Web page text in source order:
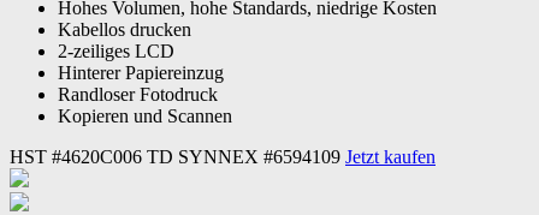
Hohes Volumen, hohe Standards, niedrige Kosten
Kabellos drucken
2-zeiliges LCD
Hinterer Papiereinzug
Randloser Fotodruck
Kopieren und Scannen
HST #4620C006 TD SYNNEX #6594109 Jetzt kaufen